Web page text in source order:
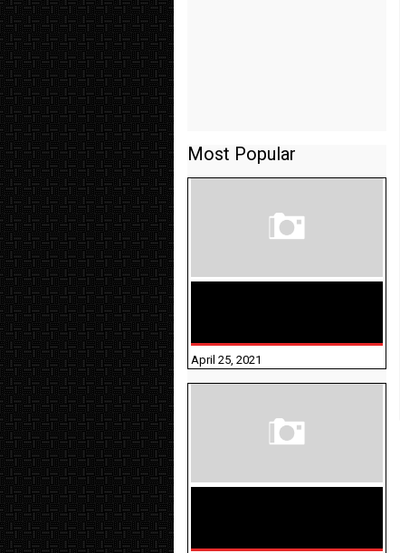
Most Popular
April 25, 2021